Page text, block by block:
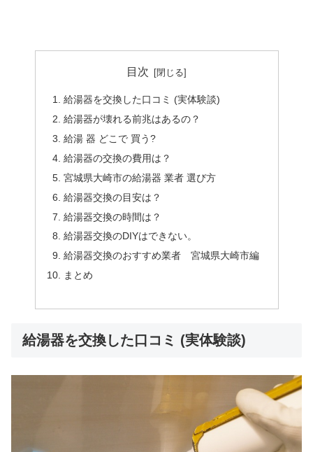
目次
給湯器を交換した口コミ (実体験談)
給湯器が壊れる前兆はあるの？
給湯 器 どこで 買う?
給湯器の交換の費用は？
宮城県大崎市の給湯器 業者 選び方
給湯器交換の目安は？
給湯器交換の時間は？
給湯器交換のDIYはできない。
給湯器交換のおすすめ業者 宮城県大崎市編
まとめ
給湯器を交換した口コミ (実体験談)